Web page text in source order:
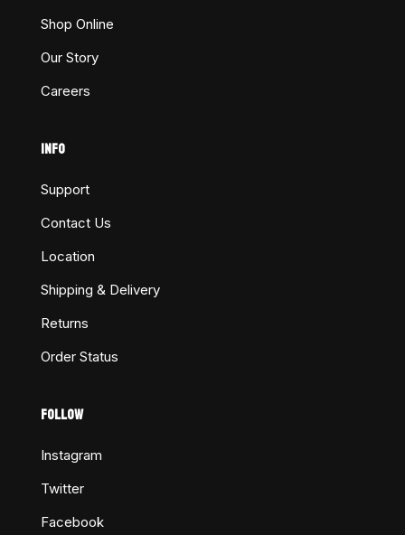
Shop Online
Our Story
Careers
INFO
Support
Contact Us
Location
Shipping & Delivery
Returns
Order Status
FOLLOW
Instagram
Twitter
Facebook